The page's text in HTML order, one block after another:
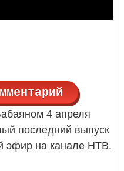
4 апреля
последний выпуск
эфир на канале НТВ.